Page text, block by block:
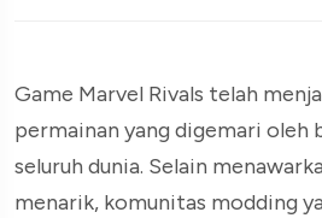
Game Marvel Rivals telah
permainan yang digemari oleh
seluruh dunia. Selain
menarik, komunitas modding